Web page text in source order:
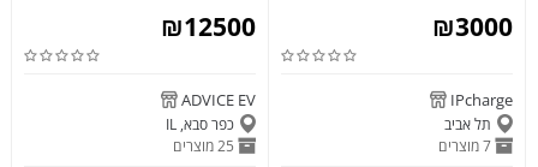
₪3000
IPcharge
תל אביב
7 מוצרים
₪12500
ADVICE EV
כפר סבא, IL
25 מוצרים